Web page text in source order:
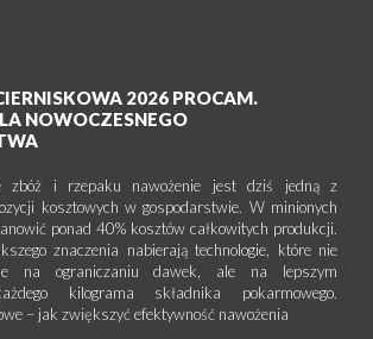
2026 PROCAM.
NOWOCZESNEGO
i rzepaku nawożenie jest dziś jedną z
kosztowych w gospodarstwie. W minionych
ponad 40% kosztów całkowitych produkcji.
znaczenia nabierają technologie, które nie
na ograniczaniu dawek, ale na lepszym
kilograma składnika pokarmowego.
– jak zwiększyć efektywność nawożenia